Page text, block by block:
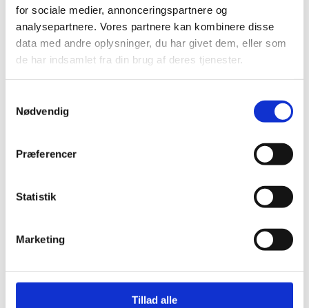
for sociale medier, annonceringspartnere og
analysepartnere. Vores partnere kan kombinere disse
data med andre oplysninger, du har givet dem, eller som
de har indsamlet fra din brug af deres tjenester.
Nødvendig
Præferencer
Statistik
Marketing
Tillad alle
(59)
Olieopsamler(6)
Vask og